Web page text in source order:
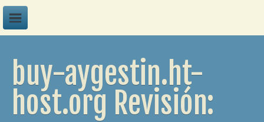
buy-aygestin.ht-
host.org Revisión: